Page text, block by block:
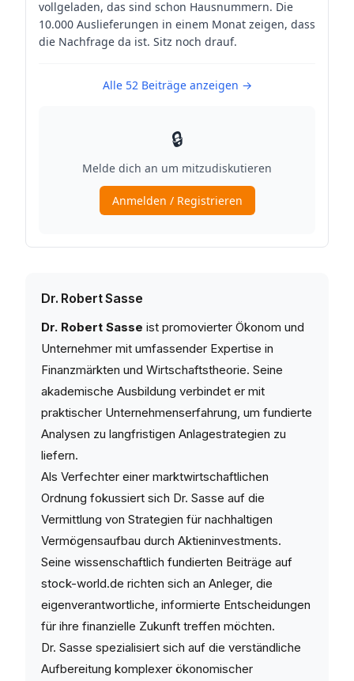
Dr. Robert Sasse
Dr. Robert Sasse ist promovierter Ökonom und
Unternehmer mit umfassender Expertise in
Finanzmärkten und Wirtschaftstheorie. Seine
akademische Ausbildung verbindet er mit
praktischer Unternehmenserfahrung, um fundierte
Analysen zu langfristigen Anlagestrategien zu
liefern.
Als Verfechter einer marktwirtschaftlichen
Ordnung fokussiert sich Dr. Sasse auf die
Vermittlung von Strategien für nachhaltigen
Vermögensaufbau durch Aktieninvestments.
Seine wissenschaftlich fundierten Beiträge auf
stock-world.de richten sich an Anleger, die
eigenverantwortliche, informierte Entscheidungen
für ihre finanzielle Zukunft treffen möchten.
Dr. Sasse spezialisiert sich auf die verständliche
Aufbereitung komplexer ökonomischer